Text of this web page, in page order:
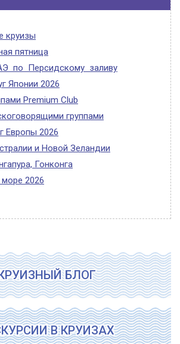
круизы
пятница
по Персидскому заливу
Японии 2026
Premium Club
группами
Европы 2026
и Новой Зеландии
Гонконга
2026
КРУИЗНЫЙ БЛОГ
В КРУИЗАХ